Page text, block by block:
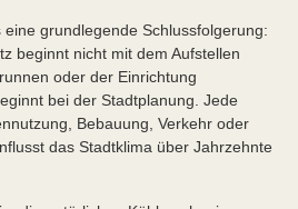
grundlegende Schlussfolgerung:
beginnt nicht mit dem Aufstellen
oder der Einrichtung
bei der Stadtplanung. Jede
Bebauung, Verkehr oder
das Stadtklima über Jahrzehnte